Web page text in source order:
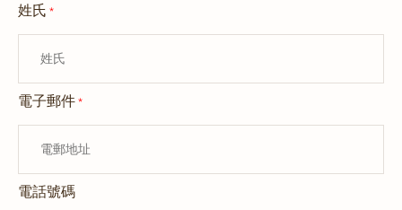
姓氏 *
電子郵件 *
電話號碼